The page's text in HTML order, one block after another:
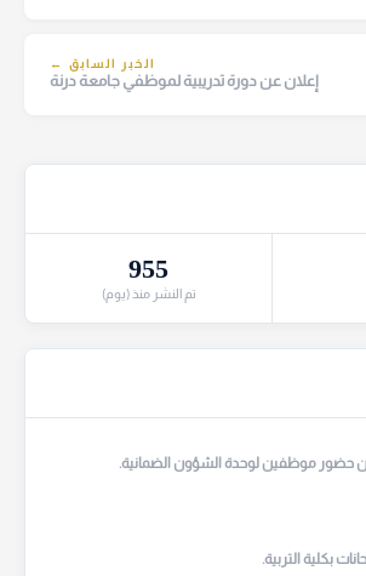
الخبر السابق ←
إعلان عن دورة تدريبية لموظفي جامعة درنة
955
تم النشر منذ (يوم)
حضور موظفين لوحدة الشؤون الضمانية.
بكلية التربية.